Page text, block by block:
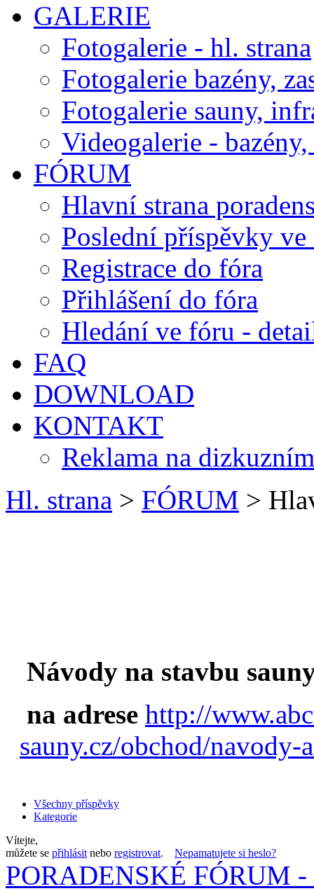
GALERIE
Fotogalerie - hl. strana
Fotogalerie bazény,
Fotogalerie sauny,
Videogalerie - bazény,
FÓRUM
Hlavní strana
Poslední příspěvky
Registrace do fóra
Přihlášení do fóra
Hledání ve fóru -
FAQ
DOWNLOAD
KONTAKT
Reklama na
Hl. strana > FÓRUM >
Návody na stavbu
na adrese http://
sauny.cz/obchod/
Všechny příspěvky
Kategorie
Vítejte,
můžete se přihlásit nebo registrovat. Nepamatujete si heslo?
PORADENSKÉ FÓRUM